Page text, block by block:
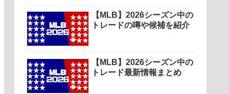
【MLB】2026シーズン中の
トレードの噂や候補を紹介
【MLB】2026シーズン中の
トレード最新情報まとめ